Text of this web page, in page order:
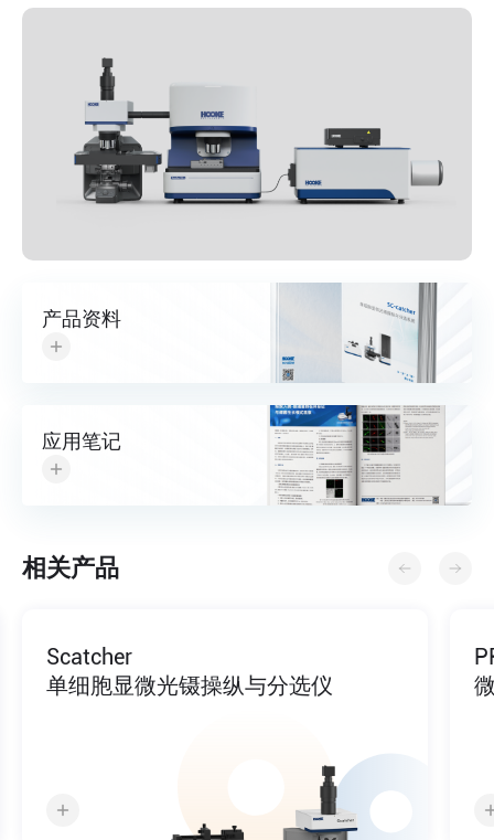
产品资料
应用笔记
相关产品
Scatcher
单细胞显微光镊操纵与分选仪
微